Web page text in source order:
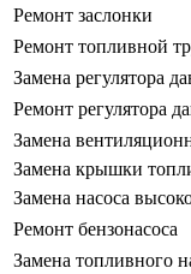
Ремонт заслонки
Ремонт топливной
Замена регулятора
Ремонт регулятора
Замена
Замена крышки
Замена насоса
Ремонт бензонасоса
Замена топливного